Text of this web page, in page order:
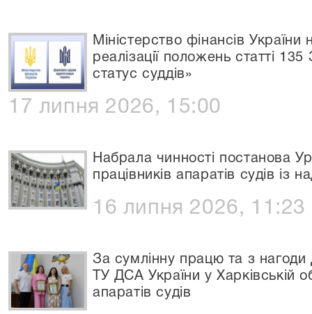
Міністерство фінансів
реалізації положень статті
статус суддів»
17 липня 2026, 15:00
Набрала чинності постанова
працівників апаратів судів із
16 липня 2026, 11:23
За сумлінну працю та з нагоди
ТУ ДСА України у Харківській
апаратів судів